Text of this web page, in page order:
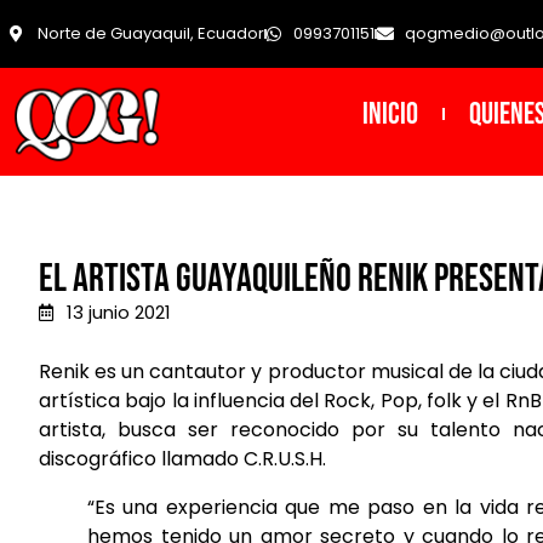
Norte de Guayaquil, Ecuador 0993701151
INICIO
El artista guayaquileño Renik
13 junio 2021
Renik es un cantautor y productor musical de la
artística bajo la influencia del Rock, Pop, folk y el
artista, busca ser reconocido por su talento
discográfico llamado C.R.U.S.H.
“Es una experiencia que me paso en la vida
hemos tenido un amor secreto y cuando lo